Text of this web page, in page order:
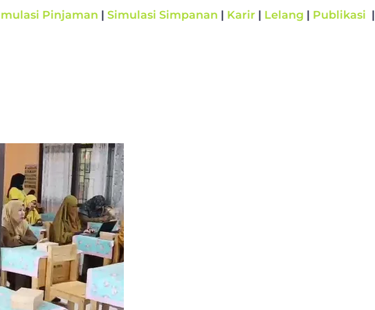
Pinjaman |Simulasi Simpanan | Karir | Lelang | Publikasi |